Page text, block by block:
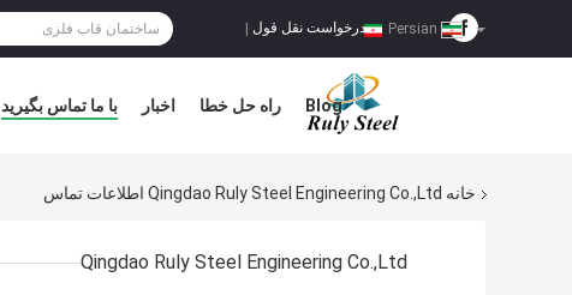
درخواست نقل قول
با ما تماس بگیرید اخبار راه حل خطا Blog
خانه Qingdao Ruly Steel Engineering Co.,Ltd اطلاعات تماس
Qingdao Ruly Steel Engineering Co.,Ltd